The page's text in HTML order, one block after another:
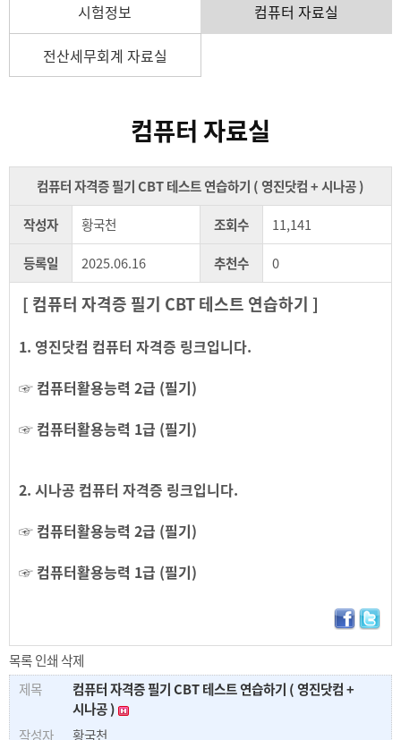
시험정보 컴퓨터 자료실
전산세무회계 자료실
컴퓨터 자료실
컴퓨터 자격증 필기 CBT 테스트 연습하기 ( 영진닷컴 + 시나공 )
작성자
황국천 조회수
11,141
등록일
2025.06.16 추천수 0
[ 컴퓨터 자격증 필기 CBT 테스트 연습하기 ]
1. 영진닷컴 컴퓨터 자격증 링크입니다.
☞ 컴퓨터활용능력 2급 (필기)
☞ 컴퓨터활용능력 1급 (필기)
2. 시나공 컴퓨터 자격증 링크입니다.
☞ 컴퓨터활용능력 2급 (필기)
☞ 컴퓨터활용능력 1급 (필기)
목록인쇄 삭제
컴퓨터 자격증 필기 CBT 테스트 연습하기 ( 영진닷컴 +
시나공 )
황국천